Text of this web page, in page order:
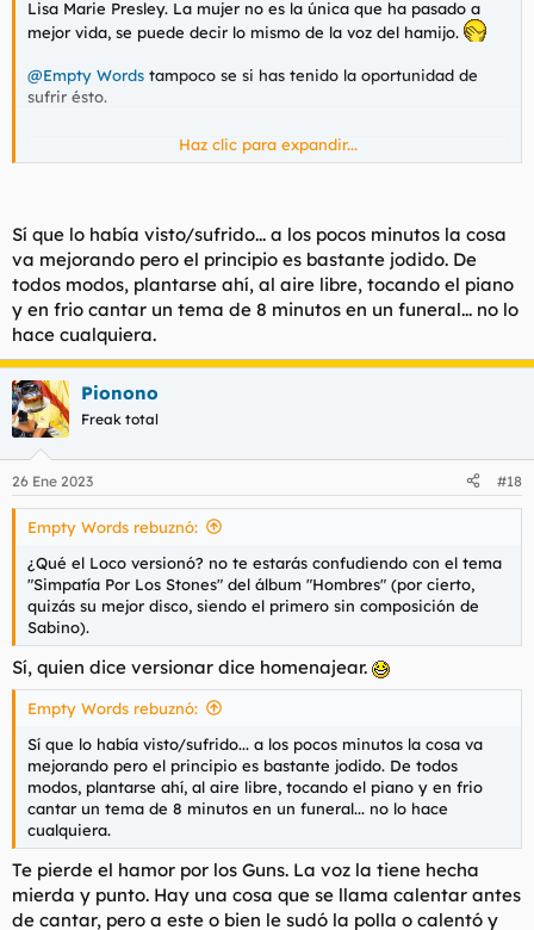
Lisa Marie Presley. La mujer no es la única que ha pasado a
mejor vida, se puede decir lo mismo de la voz del hamijo.
@Empty Words tampoco se si has tenido la oportunidad de
sufrir ésto.
Para ver este contenido, necesitaremos su consentimiento
Aceptar cookies de terceros
Haz clic para expandir...
Sí que lo había visto/sufrido... a los pocos minutos la cosa
va mejorando pero el principio es bastante jodido. De
todos modos, plantarse ahí, al aire libre, tocando el piano
y en frio cantar un tema de 8 minutos en un funeral... no lo
hace cualquiera.
Pionono
Freak total
26 Ene 2023 #18
Empty Words rebuznó:
¿Qué el Loco versionó? no te estarás confudiendo con el tema
"Simpatía Por Los Stones" del álbum "Hombres" (por cierto,
quizás su mejor disco, siendo el primero sin composición de
Sabino).
Sí, quien dice versionar dice homenajear.
Empty Words rebuznó:
Sí que lo había visto/sufrido... a los pocos minutos la cosa va
mejorando pero el principio es bastante jodido. De todos
modos, plantarse ahí, al aire libre, tocando el piano y en frio
cantar un tema de 8 minutos en un funeral... no lo hace
cualquiera.
Te pierde el hamor por los Guns. La voz la tiene hecha
mierda y punto. Hay una cosa que se llama calentar antes
de cantar, pero a este o bien le sudó la polla o calentó y